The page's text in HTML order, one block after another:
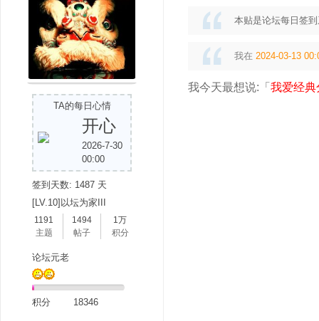
TA的每日心情
开心
2026-7-30
00:00
签到天数: 1487 天
[LV.10]以坛为家III
1191
主题
1494
帖子
1万
积分
论坛元老
积分 18346
本贴是论坛每日签
我在 2024-03-13
我今天最想说:「 我爱经典